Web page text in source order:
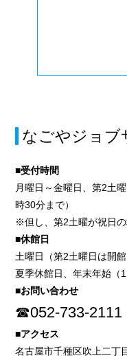
なごやジョブ
■受付時間
月曜日～金曜日、第2土
時30分まで）
※但し、第2土曜が祝日
■休館日
土曜日（第2土曜日は開
夏季休館日、年末年始（
■お問い合わせ
☎052-733-2111
■アクセス
名古屋市千種区吹上二丁